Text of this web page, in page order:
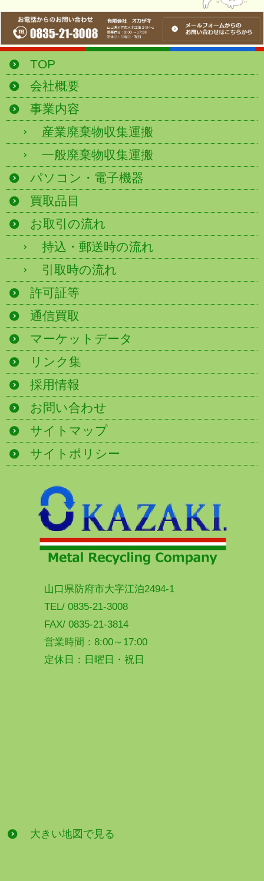
TOP
会社概要
事業内容
産業廃棄物収集運搬
一般廃棄物収集運搬
パソコン・電子機器
買取品目
お取引の流れ
持込・郵送時の流れ
引取時の流れ
許可証等
通信買取
マーケットデータ
リンク集
採用情報
お問い合わせ
サイトマップ
サイトポリシー
山口県防府市大字江泊2494-1
TEL/ 0835-21-3008
FAX/ 0835-21-3814
営業時間：8:00～17:00
定休日：日曜日・祝日
大きい地図で見る